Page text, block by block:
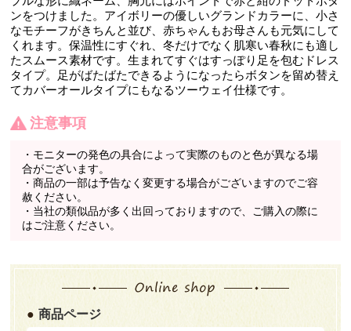
ンをつけました。アイボリーの優しいグランドカラーに、小さ
なモチーフがきちんと並び、赤ちゃんもお母さんも元気にして
くれます。保温性にすぐれ、冬だけでなく肌寒い春秋にも適し
たスムース素材です。生まれてすぐはすっぽり足を包むドレス
タイプ。足がばたばたできるようになったらボタンを留め替え
てカバーオールタイプにもなるツーウェイ仕様です。
注意事項
・モニターの発色の具合によって実際のものと色が異なる場
合がございます。
・商品の一部は予告なく変更する場合がございますのでご容
赦ください。
・当社の類似品が多く出回っておりますので、ご購入の際に
はご注意ください。
商品ページ